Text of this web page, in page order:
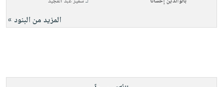
المزيد من البنود »